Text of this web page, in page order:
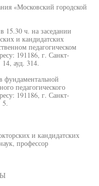
«Московский городской
15.30 ч. на заседании
и кандидатских
педагогическом
191186, г. Санкт-
ауд. 314.
фундаментальной
педагогического
191186, г. Санкт-
5.
и кандидатских
профессор